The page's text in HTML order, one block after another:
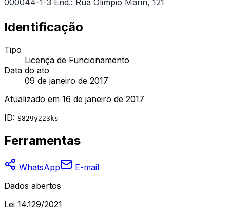
000044-1-3 End.: Rua Olimpio Marin, 121
Identificação
Tipo
Licença de Funcionamento
Data do ato
09 de janeiro de 2017
Atualizado em 16 de janeiro de 2017
ID: S829y223ks
Ferramentas
WhatsApp
E-mail
Dados abertos
Lei 14.129/2021